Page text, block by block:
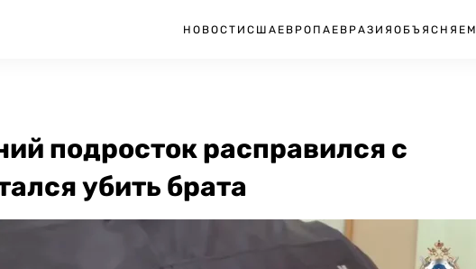
НОВОСТИ США ЕВРОПА ЕВРАЗИЯ ОБЪЯСНЯЕМ
подросток расправился с
убить брата